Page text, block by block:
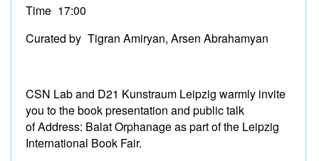
Time 17:00
Curated by Tigran Amiryan, Arsen Abrahamyan
CSN Lab and D21 Kunstraum Leipzig warmly invite
you to the book presentation and public talk
of Address: Balat Orphanage as part of the Leipzig
International Book Fair.